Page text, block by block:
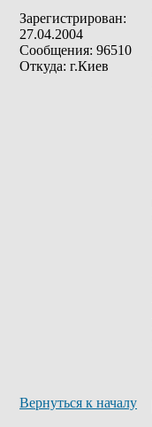
Зарегистрирован:
27.04.2004
Сообщения: 96510
Откуда: г.Киев
Вернуться к началу